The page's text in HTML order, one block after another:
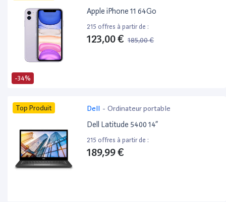
-34%
Apple iPhone 11 64Go
215 offres à partir de :
123,00 € 185,00 €
Top Produit Dell - Ordinateur portable
Dell Latitude 5400 14”
215 offres à partir de :
189,99 €